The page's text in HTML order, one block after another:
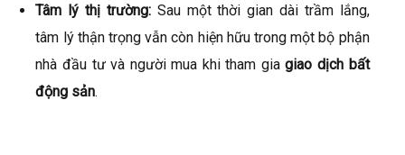
Tâm lý thị trường:Sau một thời gian dài trầm lắng,
tâm lý thận trọng vẫn còn hiện hữu trong một bộ phận
nhà đầu tư và người mua khi tham giagiao dịch bất
động sản.